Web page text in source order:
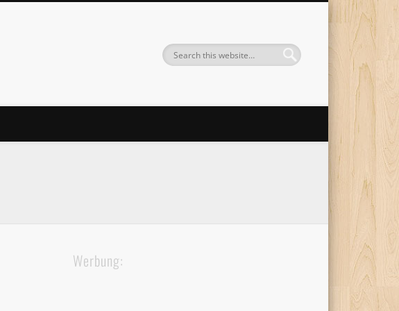
Werbung: